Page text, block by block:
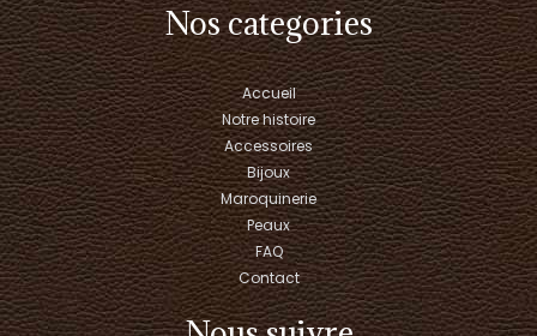
Nos categories
Accueil
Notre histoire
Accessoires
Bijoux
Maroquinerie
Peaux
FAQ
Contact